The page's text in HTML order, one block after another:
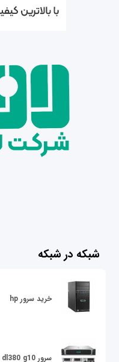
شبکه در شبکه
خرید سرور hp
سرور dl380 g10